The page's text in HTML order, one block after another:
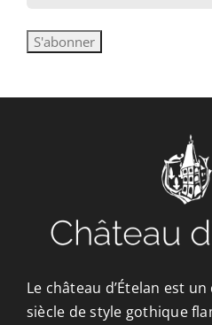
Le château d’Ételan est un
siècle de style gothique